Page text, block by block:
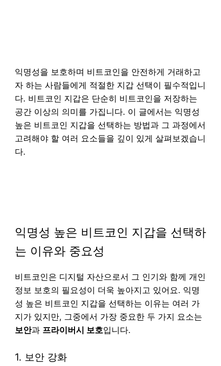
익명성을 보호하며 비트코인을 안전하게 거래하고
자 하는 사람들에게 적절한 지갑 선택이 필수적입니
다. 비트코인 지갑은 단순히 비트코인을 저장하는
공간 이상의 의미를 가집니다. 이 글에서는 익명성
높은 비트코인 지갑을 선택하는 방법과 그 과정에서
고려해야 할 여러 요소들을 깊이 있게 살펴보겠습니
다.
익명성 높은 비트코인 지갑을 선택하
는 이유와 중요성
비트코인은 디지털 자산으로서 그 인기와 함께 개인
정보 보호의 필요성이 더욱 높아지고 있어요. 익명
성 높은 비트코인 지갑을 선택하는 이유는 여러 가
지가 있지만, 그중에서 가장 중요한 두 가지 요소는
보안과 프라이버시 보호입니다.
1. 보안 강화